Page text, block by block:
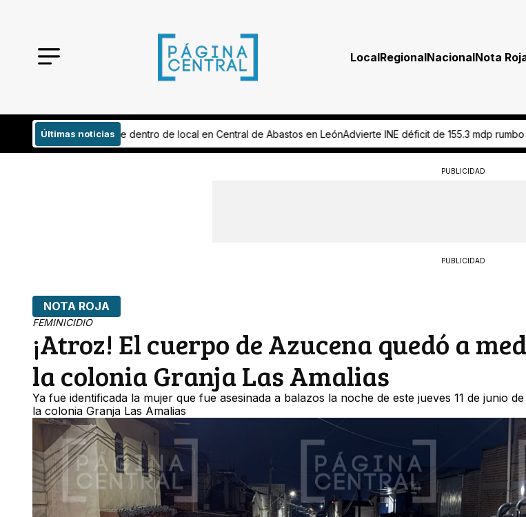
LocalRegionalNacionalNota
Últimas noticias
dentro de local en Central de Abastos en LeónAdvierte INE déficit de 155.3 mdp rumbo a elección de 2027VIDEO
PUBLICIDAD
PUBLICIDAD
NOTA ROJA
FEMINICIDIO
¡Atroz! El cuerpo de Azucena quedó a
la colonia Granja Las Amalias
Ya fue identificada la mujer que fue asesinada a balazos la noche de este jueves 11 de junio
la colonia Granja Las Amalias